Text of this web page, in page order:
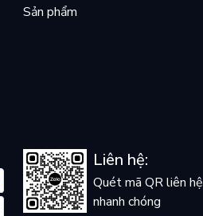
Sản phẩm
Liên hệ:
Quét mã QR liên hệ
nhanh chóng